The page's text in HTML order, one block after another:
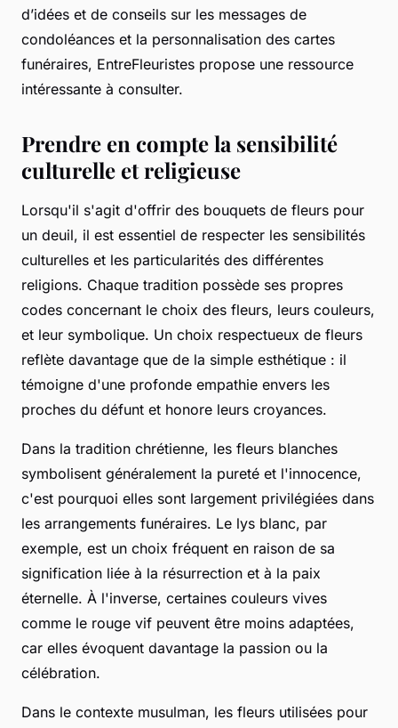
d’idées et de conseils sur les messages de
condoléances et la personnalisation des cartes
funéraires, EntreFleuristes propose une ressource
intéressante à consulter.
Prendre en compte la sensibilité
culturelle et religieuse
Lorsqu'il s'agit d'offrir des bouquets de fleurs pour
un deuil, il est essentiel de respecter les sensibilités
culturelles et les particularités des différentes
religions. Chaque tradition possède ses propres
codes concernant le choix des fleurs, leurs couleurs,
et leur symbolique. Un choix respectueux de fleurs
reflète davantage que de la simple esthétique : il
témoigne d'une profonde empathie envers les
proches du défunt et honore leurs croyances.
Dans la tradition chrétienne, les fleurs blanches
symbolisent généralement la pureté et l'innocence,
c'est pourquoi elles sont largement privilégiées dans
les arrangements funéraires. Le lys blanc, par
exemple, est un choix fréquent en raison de sa
signification liée à la résurrection et à la paix
éternelle. À l'inverse, certaines couleurs vives
comme le rouge vif peuvent être moins adaptées,
car elles évoquent davantage la passion ou la
célébration.
Dans le contexte musulman, les fleurs utilisées pour